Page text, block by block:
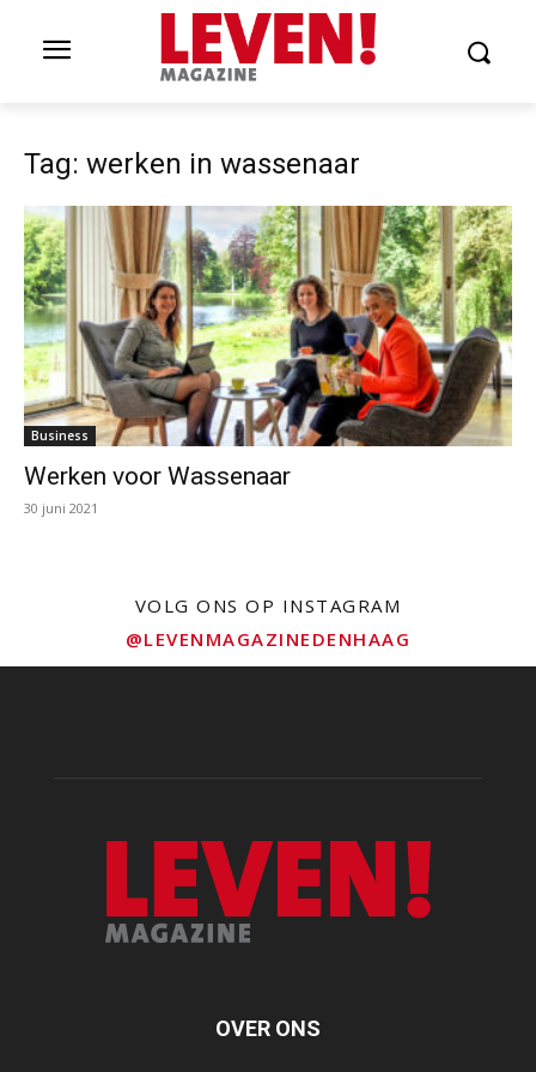
Tag: werken in wassenaar
Business
Werken voor Wassenaar
30 juni 2021
VOLG ONS OP INSTAGRAM
@LEVENMAGAZINEDENHAAG
OVER ONS